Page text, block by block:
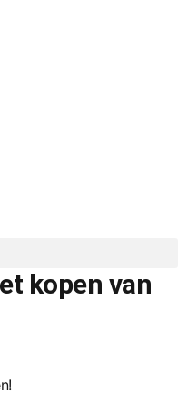
kopen van